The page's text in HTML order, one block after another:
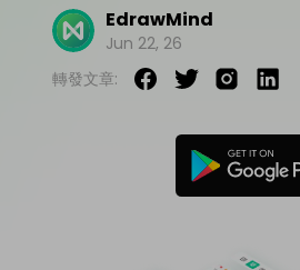
專業的甘特圖工具
平面圖
其他用途
Visio替代方案
所有圖表類型>>
文章内容
各種商務圖表範例 >
熱門話題
支援中心
支援中心 >
EdrawMax
EdrawMind
Jun 22, 26
轉發文章: